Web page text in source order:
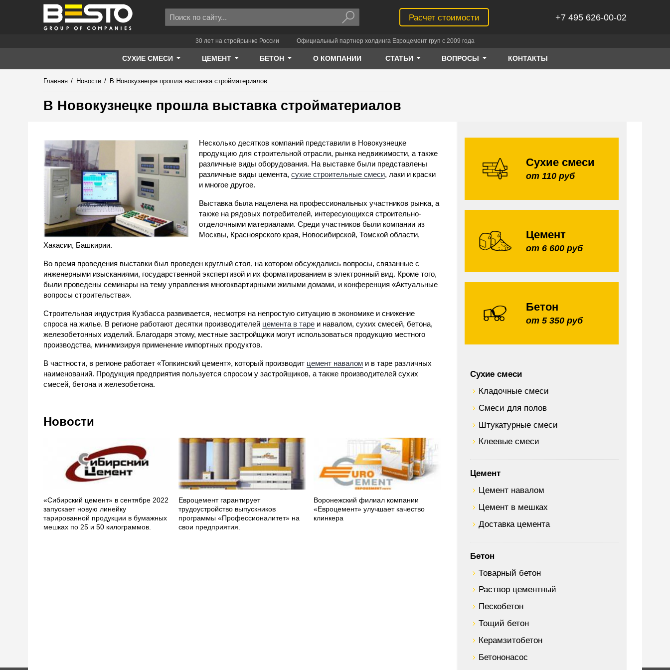
Расчет стоимости +7 495 626-00-02
30 лет на стройрынке России Официальный партнер холдинга Евроцемент груп с 2009 года
СУХИЕ СМЕСИ ЦЕМЕНТ БЕТОН О КОМПАНИИ СТАТЬИ ВОПРОСЫ КОНТАКТЫ
Главная / Новости / В Новокузнецке прошла выставка стройматериалов
В Новокузнецке прошла выставка стройматериалов
Несколько десятков компаний представили в Новокузнецке
продукцию для строительной отрасли, рынка недвижимости, а также
различные виды оборудования. На выставке были представлены
различные виды цемента,сухие строительные смеси, лаки и краски
и многое другое.
Выставка была нацелена на профессиональных участников рынка, а
также на рядовых потребителей, интересующихся строительно-
отделочными материалами. Среди участников были компании из
Москвы, Красноярского края, Новосибирской, Томской области,
Хакасии, Башкирии.
Во время проведения выставки был проведен круглый стол, на котором обсуждались вопросы, связанные с
инженерными изысканиями, государственной экспертизой и их форматированием в электронный вид. Кроме того,
были проведены семинары на тему управления многоквартирными жилыми домами, и конференция «Актуальные
вопросы строительства».
Строительная индустрия Кузбасса развивается, несмотря на непростую ситуацию в экономике и снижение
спроса на жилье. В регионе работают десятки производителей цемента в таре и навалом, сухих смесей, бетона,
железобетонных изделий. Благодаря этому, местные застройщики могут использоваться продукцию местного
производства, минимизируя применение импортных продуктов.
В частности, в регионе работает «Топкинский цемент», который производит цемент навалом и в таре различных
наименований. Продукция предприятия пользуется спросом у застройщиков, а также производителей сухих
смесей, бетона и железобетона.
Новости
«Сибирский цемент» в сентябре 2022
запускает новую линейку
тарированной продукции в бумажных
мешках по 25 и 50 килограммов.
Евроцемент гарантирует
трудоустройство выпускников
программы «Профессионалитет» на
свои предприятия.
Воронежский филиал компании
«Евроцемент» улучшает качество
клинкера
Сухие смеси
от 110 руб
Цемент
от 6 600 руб
Бетон
от 5 350 руб
Сухие смеси
Кладочные смеси
Смеси для полов
Штукатурные смеси
Клеевые смеси
Цемент
Цемент навалом
Цемент в мешках
Доставка цемента
Бетон
Товарный бетон
Раствор цементный
Пескобетон
Тощий бетон
Керамзитобетон
Бетононасос